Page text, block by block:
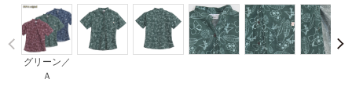
グリーン／
Ａ
Prev